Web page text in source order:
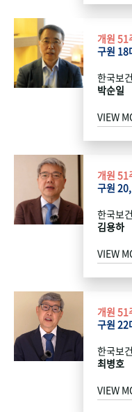
개원 51
구원 18
한국보
박순일
VIEW
개원 51
구원
한국보
김용하
VIEW
개원 51
구원 22
한국보
최병호
VIEW